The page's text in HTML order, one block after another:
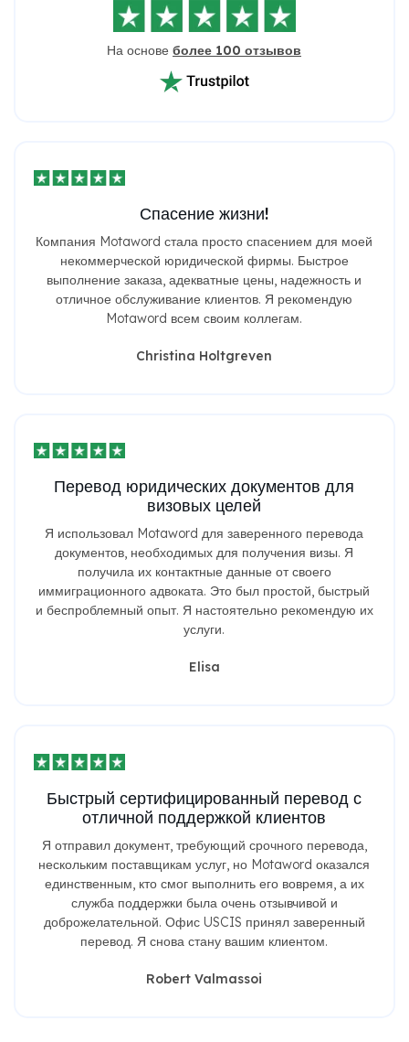
На основе более 100 отзывов
Спасение жизни!
Компания Motaword стала просто спасением для моей
некоммерческой юридической фирмы. Быстрое
выполнение заказа, адекватные цены, надежность и
отличное обслуживание клиентов. Я рекомендую
Motaword всем своим коллегам.
Christina Holtgreven
Перевод юридических документов для
визовых целей
Я использовал Motaword для заверенного перевода
документов, необходимых для получения визы. Я
получила их контактные данные от своего
иммиграционного адвоката. Это был простой, быстрый
и беспроблемный опыт. Я настоятельно рекомендую их
услуги.
Elisa
Быстрый сертифицированный перевод с
отличной поддержкой клиентов
Я отправил документ, требующий срочного перевода,
нескольким поставщикам услуг, но Motaword оказался
единственным, кто смог выполнить его вовремя, а их
служба поддержки была очень отзывчивой и
доброжелательной. Офис USCIS принял заверенный
перевод. Я снова стану вашим клиентом.
Robert Valmassoi